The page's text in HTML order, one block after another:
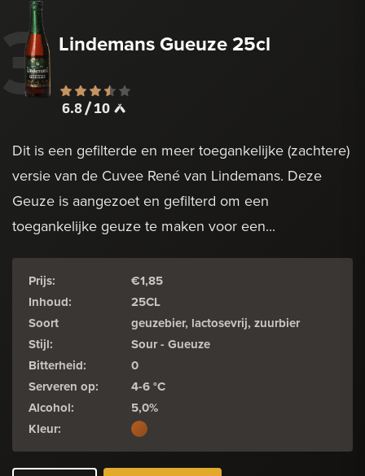
3 Lindemans Gueuze 25cl
6.8 / 10
Dit is een gefilterde en meer toegankelijke (zachtere)
versie van de Cuvee René van Lindemans. Deze
Geuze is aangezoet en gefilterd om een
toegankelijke geuze te maken voor een...
Prijs:
€1,85
Inhoud:
25CL
Soort
geuzebier, lactosevrij, zuurbier
Stijl:
Sour - Gueuze
Bitterheid:
0
Serveren op:
4-6 °C
Alcohol:
5,0%
Kleur: